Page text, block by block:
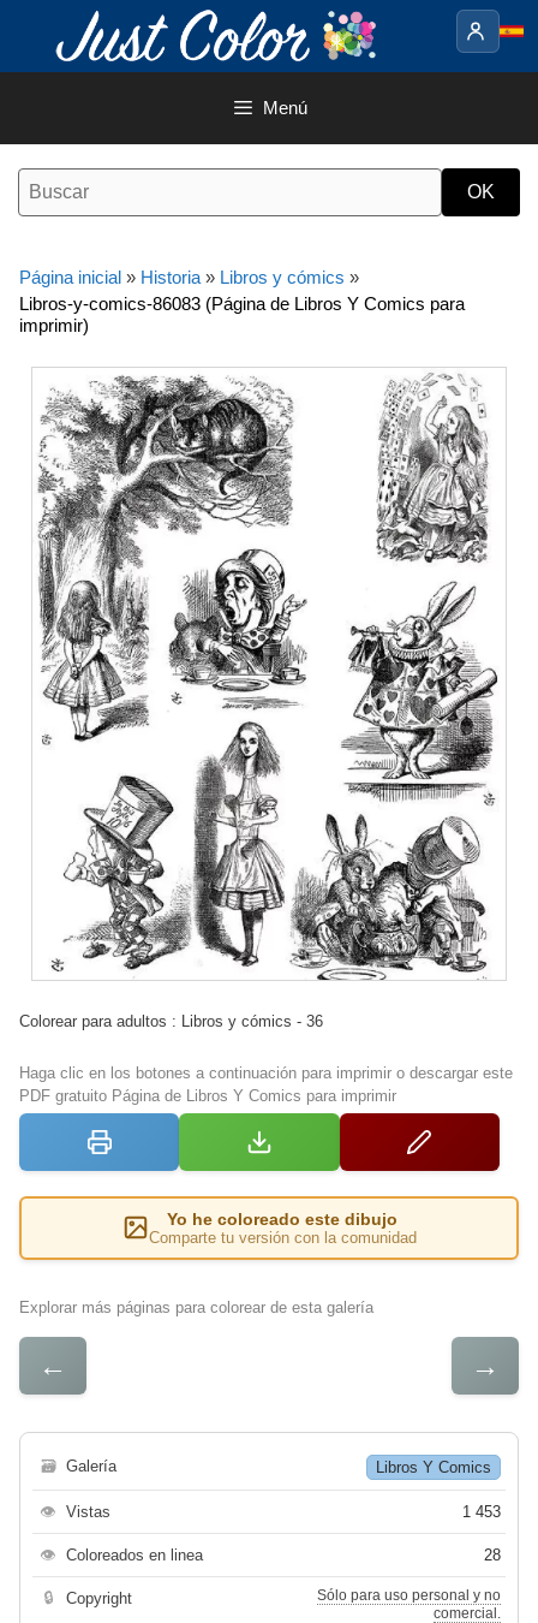
contenido
Menú
Página inicial » Historia » Libros y cómics »
Libros-y-comics-86083 (Página de Libros Y Comics para
imprimir)
Colorear para adultos : Libros y cómics - 36
Haga clic en los botones a continuación para imprimir o descargar este
PDF gratuito Página de Libros Y Comics para imprimir
Yo he coloreado este dibujo
Comparte tu versión con la comunidad
Explorar más páginas para colorear de esta galería
← →
🗃 Galería Libros Y Comics
👁 Vistas 1 453
👁 Coloreados en linea 28
🔒 Copyright
Sólo para uso personal y no
comercial.